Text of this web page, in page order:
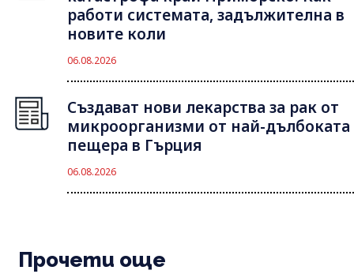
работи системата, задължителна в
новите коли
06.08.2026
Създават нови лекарства за рак от
микроорганизми от най-дълбоката
пещера в Гърция
06.08.2026
Прочети още